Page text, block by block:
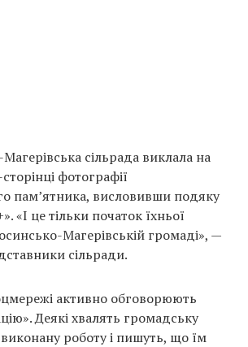
сільрада виклала на
фотографії
пам’ятника, висловивши подяку
«І це тільки початок їхньої
Магерівській громаді», —
сільради.
активно обговорюють
Деякі хвалять громадську
виконану роботу і пишуть, що їм